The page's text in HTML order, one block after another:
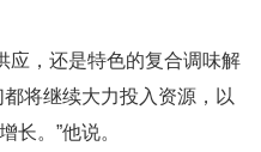
应，还是特色的复合调味解
将继续大力投入资源，以
长。”他说。